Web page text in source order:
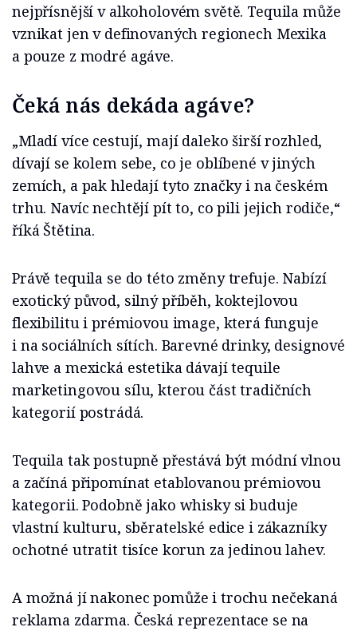
nejpřísnější v alkoholovém světě. Tequila může
vznikat jen v definovaných regionech Mexika
a pouze z modré agáve.
Čeká nás dekáda agáve?
„Mladí více cestují, mají daleko širší rozhled,
dívají se kolem sebe, co je oblíbené v jiných
zemích, a pak hledají tyto značky i na českém
trhu. Navíc nechtějí pít to, co pili jejich rodiče,“
říká Štětina.
Právě tequila se do této změny trefuje. Nabízí
exotický původ, silný příběh, koktejlovou
flexibilitu i prémiovou image, která funguje
i na sociálních sítích. Barevné drinky, designové
lahve a mexická estetika dávají tequile
marketingovou sílu, kterou část tradičních
kategorií postrádá.
Tequila tak postupně přestává být módní vlnou
a začíná připomínat etablovanou prémiovou
kategorii. Podobně jako whisky si buduje
vlastní kulturu, sběratelské edice i zákazníky
ochotné utratit tisíce korun za jedinou lahev.
A možná jí nakonec pomůže i trochu nečekaná
reklama zdarma. Česká reprezentace se na